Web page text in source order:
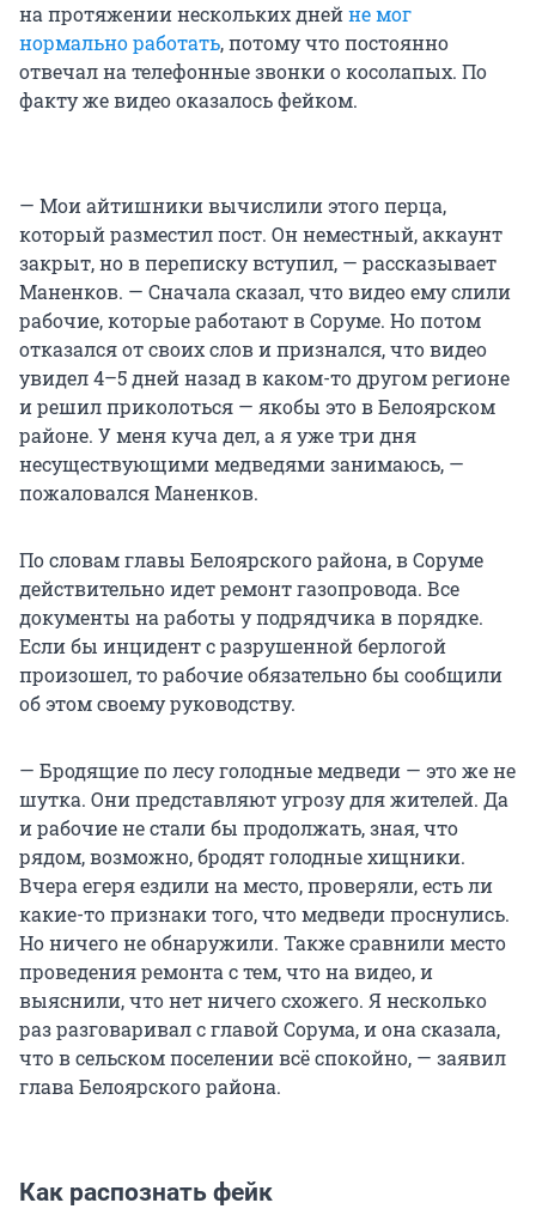
на протяжении нескольких днейне мог
нормально работать, потому что постоянно
отвечал на телефонные звонки о косолапых. По
факту же видео оказалось фейком.
— Мои айтишники вычислили этого перца,
который разместил пост. Он неместный, аккаунт
закрыт, но в переписку вступил, — рассказывает
Маненков. — Сначала сказал, что видео ему слили
рабочие, которые работают в Соруме. Но потом
отказался от своих слов и признался, что видео
увидел 4–5 дней назад в каком-то другом регионе
и решил приколоться — якобы это в Белоярском
районе. У меня куча дел, а я уже три дня
несуществующими медведями занимаюсь, —
пожаловался Маненков.
По словам главы Белоярского района, в Соруме
действительно идет ремонт газопровода. Все
документы на работы у подрядчика в порядке.
Если бы инцидент с разрушенной берлогой
произошел, то рабочие обязательно бы сообщили
об этом своему руководству.
— Бродящие по лесу голодные медведи — это же не
шутка. Они представляют угрозу для жителей. Да
и рабочие не стали бы продолжать, зная, что
рядом, возможно, бродят голодные хищники.
Вчера егеря ездили на место, проверяли, есть ли
какие-то признаки того, что медведи проснулись.
Но ничего не обнаружили. Также сравнили место
проведения ремонта с тем, что на видео, и
выяснили, что нет ничего схожего. Я несколько
раз разговаривал с главой Сорума, и она сказала,
что в сельском поселении всё спокойно, — заявил
глава Белоярского района.
Как распознать фейк